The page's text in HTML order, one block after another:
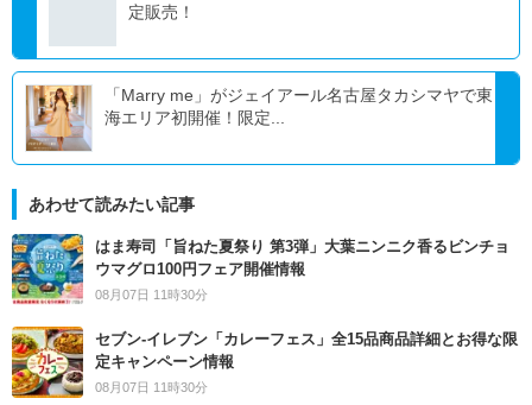
定販売！
「Marry me」がジェイアール名古屋タカシマヤで東
海エリア初開催！限定...
あわせて読みたい記事
はま寿司「旨ねた夏祭り 第3弾」大葉ニンニク香るビンチョ
ウマグロ100円フェア開催情報
08月07日 11時30分
セブン‐イレブン「カレーフェス」全15品商品詳細とお得な限
定キャンペーン情報
08月07日 11時30分